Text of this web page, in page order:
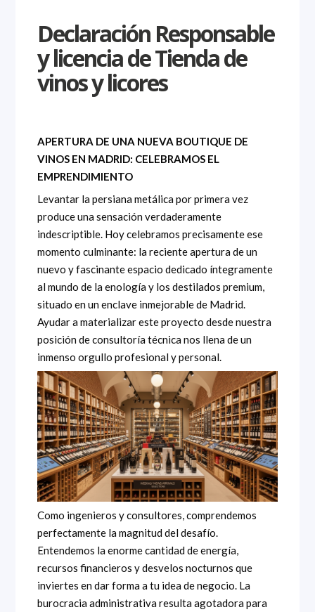
Declaración Responsable
y licencia de Tienda de
vinos y licores
APERTURA DE UNA NUEVA BOUTIQUE DE
VINOS EN MADRID: CELEBRAMOS EL
EMPRENDIMIENTO
Levantar la persiana metálica por primera vez
produce una sensación verdaderamente
indescriptible. Hoy celebramos precisamente ese
momento culminante: la reciente apertura de un
nuevo y fascinante espacio dedicado íntegramente
al mundo de la enología y los destilados premium,
situado en un enclave inmejorable de Madrid.
Ayudar a materializar este proyecto desde nuestra
posición de consultoría técnica nos llena de un
inmenso orgullo profesional y personal.
Como ingenieros y consultores, comprendemos
perfectamente la magnitud del desafío.
Entendemos la enorme cantidad de energía,
recursos financieros y desvelos nocturnos que
inviertes en dar forma a tu idea de negocio. La
burocracia administrativa resulta agotadora para